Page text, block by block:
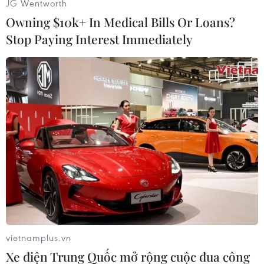
Tàu du lịch 4 tầng mang tên Almirante chở 11
thuyền viên và 159 du khách đã bị chìm rất
nhanh khi du ngoạn trên hồ El Penol - một
trong những điểm thu hút khách du lịch chủ yếu
thuộc tỉnh Antioquia của Colombia.
Hiện nhà chức trách chưa công bố nguyên nhân
tai nạn.
Trong khi đó, những người sống sót sau vụ chìm
tàu cho biết họ đã nghe thấy một tiếng nổ lớn
trước khi tàu bắt đầu chìm./.
(TTXVN/Vietnam+)
JG Wentworth
Owning $10k+ In Medical Bills Or Loans?
Stop Paying Interest Immediately
vietnamplus.vn
Xe điện Trung Quốc mở rộng cuộc đua công